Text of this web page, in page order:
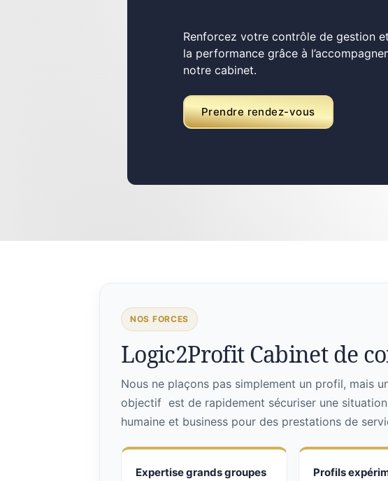
Renforcez votre contrôle de gestion
la performance grâce à
notre cabinet.
Prendre rendez-vous
NOS FORCES
Logic2Profit Cabinet de
Nous ne plaçons pas simplement un profil, mais
objectif est de rapidement sécuriser une
humaine et business pour des prestations de
Expertise grands groupes Profils